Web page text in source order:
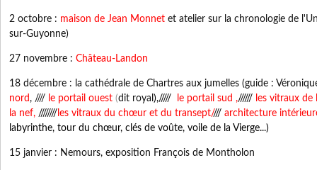
2 octobre : maison de Jean Monnet et atelier sur la chronologie de
sur-Guyonne)
27 novembre : Château-Landon
18 décembre : la cathédrale de Chartres aux jumelles (guide :
nord, //// e portail ouest (dit royal ),///// le portail sud ,////// les vitraux
la nef, //////// les vitraux du chœur et du transept//// architecture
labyrinthe, tour du chœur, clés de voûte, voile de la Vierge...)
15 janvier : Nemours, exposition François de Montholon